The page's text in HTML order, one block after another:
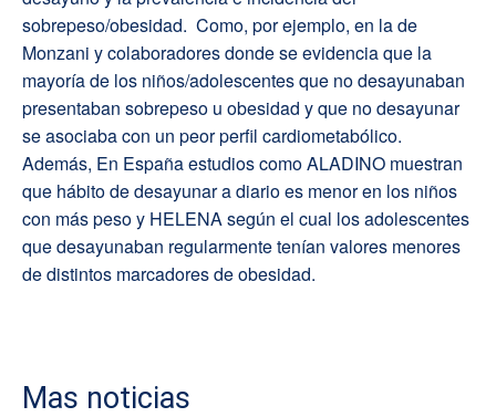
sobrepeso/obesidad. Como, por ejemplo, en la de
Monzani y colaboradores donde se evidencia que la
mayoría de los niños/adolescentes que no desayunaban
presentaban sobrepeso u obesidad y que no desayunar
se asociaba con un peor perfil cardiometabólico.
Además, En España estudios como ALADINO muestran
que hábito de desayunar a diario es menor en los niños
con más peso y HELENA según el cual los adolescentes
que desayunaban regularmente tenían valores menores
de distintos marcadores de obesidad.
Mas noticias